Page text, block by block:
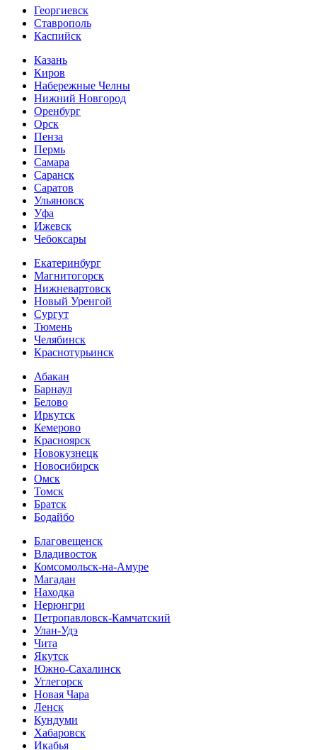
Георгиевск
Ставрополь
Каспийск
Казань
Киров
Набережные Челны
Нижний Новгород
Оренбург
Орск
Пенза
Пермь
Самара
Саранск
Саратов
Ульяновск
Уфа
Ижевск
Чебоксары
Екатеринбург
Магнитогорск
Нижневартовск
Новый Уренгой
Сургут
Тюмень
Челябинск
Краснотурьинск
Абакан
Барнаул
Белово
Иркутск
Кемерово
Красноярск
Новокузнецк
Новосибирск
Омск
Томск
Братск
Бодайбо
Благовещенск
Владивосток
Комсомольск-на-Амуре
Магадан
Находка
Нерюнгри
Петропавловск-Камчатский
Улан-Удэ
Чита
Якутск
Южно-Сахалинск
Углегорск
Новая Чара
Ленск
Кундуми
Хабаровск
Икабья